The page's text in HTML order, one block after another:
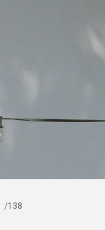
/138